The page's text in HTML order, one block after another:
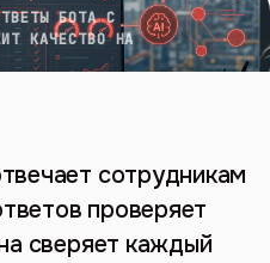
БОТА С
КАЧЕСТВО НА
сотрудникам
проверяет
сверяет каждый